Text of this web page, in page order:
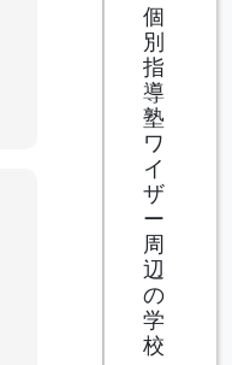
個
別
指
導
塾
ワ
イ
ザ
ー
周
辺
の
学
校